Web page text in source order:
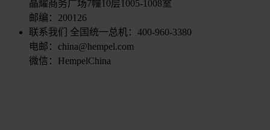
晶耀商务广场7幢10层1005-1008室
邮编：200126
联系我们
全国统一总机：400-960-3380
电邮：china@hempel.com
微信：HempelChina